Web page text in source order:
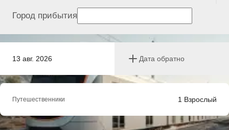
13 авг. 2026 Дата обратно
Город прибытия
Путешественники 1 Взрослый